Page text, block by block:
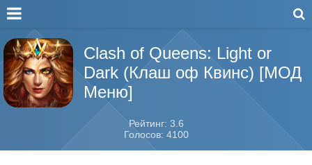
Clash of Queens: Light or
Dark (Клаш оф Квинс) [МОД
Меню]
Рейтинг: 3.6
Голосов: 4100